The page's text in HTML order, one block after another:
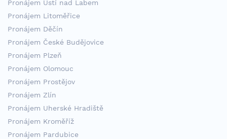
Pronájem Ústí nad Labem
Pronájem Litoměřice
Pronájem Děčín
Pronájem České Budějovice
Pronájem Plzeň
Pronájem Olomouc
Pronájem Prostějov
Pronájem Zlín
Pronájem Uherské Hradiště
Pronájem Kroměříž
Pronájem Pardubice